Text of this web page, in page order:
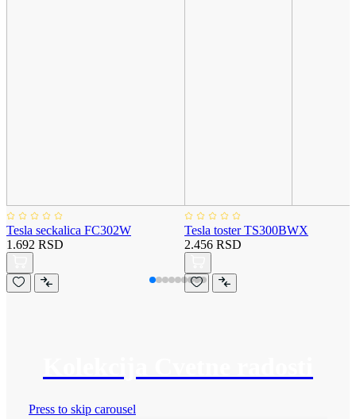
Tesla seckalica FC302W
1.692 RSD
Tesla toster TS300BWX
2.456 RSD
Press to skip carousel